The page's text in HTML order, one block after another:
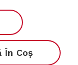
În Coş